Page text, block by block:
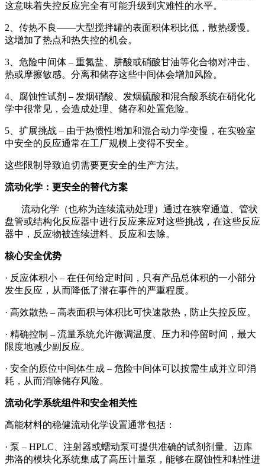
这意味着失控反应完全有可能升级到灾难性的水平。
2、 传热不良——大型搅拌罐的表面积体积比低，散热缓慢。
这增加了热点和热失控的机会。
3、 危险中间体 – 重氮盐、肼酸或硝酸甘油等化合物对冲击、
热或摩擦敏感。分离和储存这些中间体会增加风险。
4、 腐蚀性试剂 – 发烟硝酸、发烟硫酸和混合酸系统在硝化化
学中很常见，会造成处理、储存和处置危险。
5、 扩展挑战 – 由于热惯性增加和混合动力学变慢，在实验室
中安全的反应通常在工厂规模上变得不安全。
这些限制导致迫切需要更安全的生产方法。
流动化学：更安全的替代方案
流动化学（也称为连续流动处理）通过在狭窄通道、管状
盘管或结构化反应器中进行反应来应对这些挑战，在这些反应
器中，反应物被连续进料、反应和去除。
核心安全优势
· 反应体积小 – 在任何给定时间，只有产品总体积的一小部分
发生反应，从而降低了潜在事件的严重程度。
· 高效散热 – 高表面积与体积比可快速散热，防止失控反应。
· 精确控制 – 流量系统允许微调温度、压力和停留时间，最大
限度地减少副反应。
· 安全的原位中间体生成 – 危险中间体可以按需生成并立即消
耗，从而消除储存风险。
流动化学系统组件和安全相关性
高能材料的稳健流动化学设置通常包括：
· 泵 – HPLC、注射器或蠕动泵可提供准确的试剂剂量。 迈库
弗洛的模块化系统集成了高压计量泵，能够在腐蚀性和粘性进